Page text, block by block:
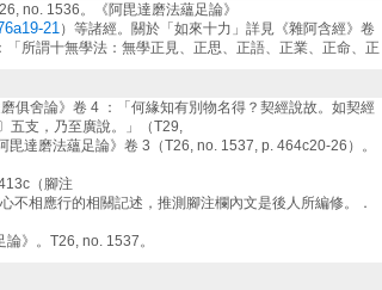
no. 1536。《阿毘達磨法蘊足論》
21）等諸經。關於「如來十力」詳見《雜阿含經》卷
所謂十無學法：無學正見、正思、正語、正業、正命、正
俱舍論》卷 4 ：「何緣知有別物名得？契經說故。如契經
五支，乃至廣說。」（T29,
毘達磨法蘊足論》卷 3（T26, no. 1537, p. 464c20-26）。
（腳注
不相應行的相關記述，推測腳注欄內文是後人所編修。 ．
論》。T26, no. 1537。